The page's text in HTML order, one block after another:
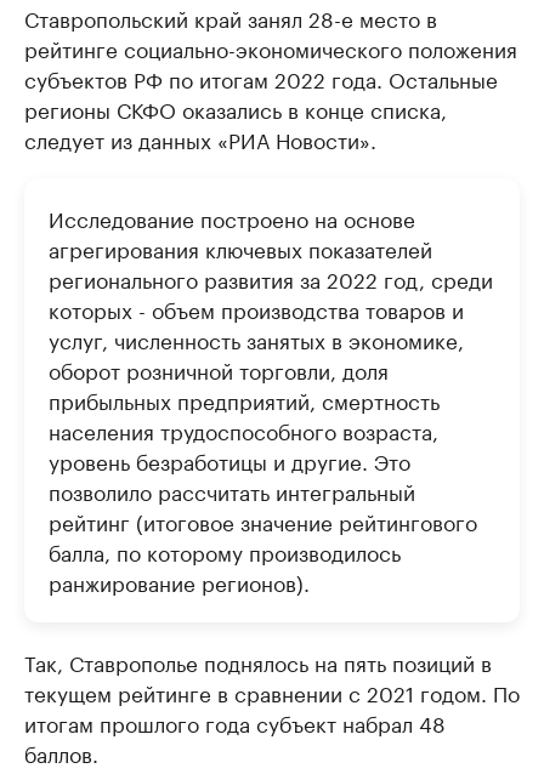
Ставропольский край занял 28-е место в
рейтинге социально-экономического положения
субъектов РФ по итогам 2022 года. Остальные
регионы СКФО оказались в конце списка,
следует из данных «РИА Новости».
Исследование построено на основе
агрегирования ключевых показателей
регионального развития за 2022 год, среди
которых - объем производства товаров и
услуг, численность занятых в экономике,
оборот розничной торговли, доля
прибыльных предприятий, смертность
населения трудоспособного возраста,
уровень безработицы и другие. Это
позволило рассчитать интегральный
рейтинг (итоговое значение рейтингового
балла, по которому производилось
ранжирование регионов).
Так, Ставрополье поднялось на пять позиций в
текущем рейтинге в сравнении с 2021 годом. По
итогам прошлого года субъект набрал 48
баллов.